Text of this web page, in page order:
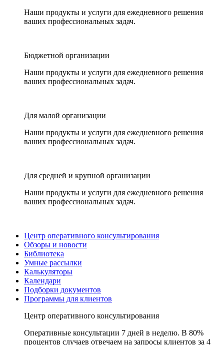
Наши продукты и услуги для ежедневного решения
ваших профессиональных задач.
Бюджетной организации
Наши продукты и услуги для ежедневного решения
ваших профессиональных задач.
Для малой организации
Наши продукты и услуги для ежедневного решения
ваших профессиональных задач.
Для средней и крупной организации
Наши продукты и услуги для ежедневного решения
ваших профессиональных задач.
Центр оперативного консультирования
Обзоры и новости
Библиотека
Умные рассылки
Калькуляторы
Календари
Подборки документов
Программы для клиентов
Центр оперативного консультирования
Оперативные консультации 7 дней в неделю. В 80%
процентов случаев отвечаем на запросы клиентов за 4